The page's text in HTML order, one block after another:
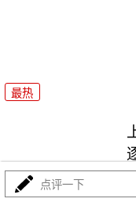
最热
点评一下